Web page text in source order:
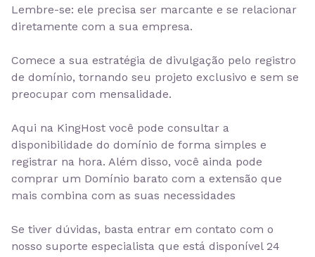
Lembre-se: ele precisa ser marcante e se relacionar
diretamente com a sua empresa.
Comece a sua estratégia de divulgação pelo registro
de domínio, tornando seu projeto exclusivo e sem se
preocupar com mensalidade.
Aqui na KingHost você pode consultar a
disponibilidade do domínio de forma simples e
registrar na hora. Além disso, você ainda pode
comprar um Domínio barato com a extensão que
mais combina com as suas necessidades
Se tiver dúvidas, basta entrar em contato com o
nosso suporte especialista que está disponível 24